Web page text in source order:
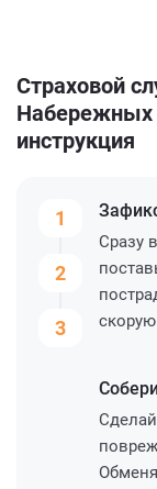
Страховой
Набережных
инструкция
1
2
3
Сразу